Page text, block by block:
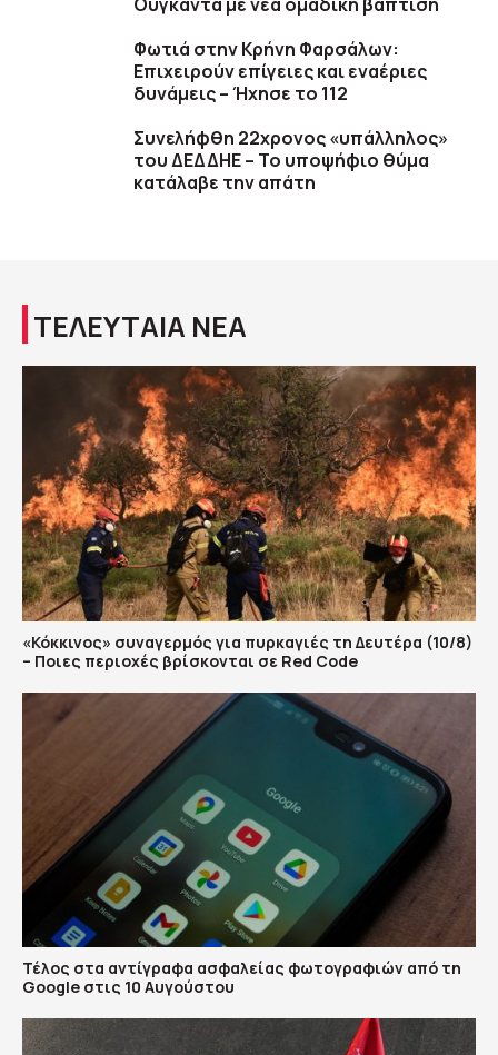
Φωτιά στην Κρήνη Φαρσάλων:
Επιχειρούν επίγειες και εναέριες
δυνάμεις – Ήχησε το 112
Συνελήφθη 22χρονος «υπάλληλος»
του ΔΕΔΔΗΕ – Το υποψήφιο θύμα
κατάλαβε την απάτη
ΤΕΛΕΥΤΑΙΑ ΝΕΑ
«Κόκκινος» συναγερμός για πυρκαγιές τη Δευτέρα (10/8)
– Ποιες περιοχές βρίσκονται σε Red Code
Τέλος στα αντίγραφα ασφαλείας φωτογραφιών από τη
Google στις 10 Αυγούστου